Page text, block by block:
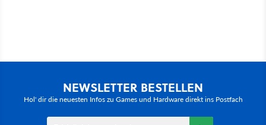
NEWSLETTER BESTELLEN
Hol' dir die neuesten Infos zu Games und Hardware direkt ins Postfach